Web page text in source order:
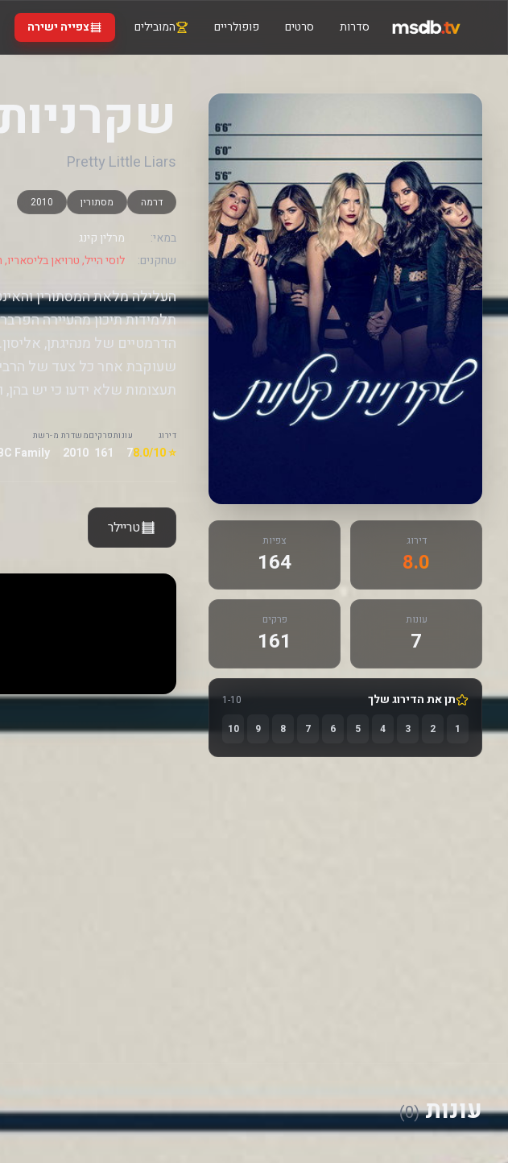
סדרות סרטים פופולריים המובילים צפייה ישירה
דירוג
8.0
צפיות
164
עונות
7
פרקים
161
תן את הדירוג שלך
1-10
1
2
3
4
5
6
7
8
9
10
Pretty Little Liars
דרמה מסתורין 2010
במאי:
מרלין קינג
שחקנים:
לוסי הייל, טרויאן בליסאריו, Ashley Benson, Shay Mitchell, Sasha Pieterse, Ian Harding, Tyler Blackburn, ג'אנל פאריש, Andrea Parker
העלילה מלאת המסתורין
תלמידות תיכון מהעיירה
הדרמטיים של מנהיגתן,
שעוקבת אחר כל צעד של
תעצומות שלא ידעו כי יש בהן,
דירוג
⭐ 8.0/10
עונות
7
פרקים
161
משדרת מ-
2010
רשת
Family
טריילר
עונות(0)